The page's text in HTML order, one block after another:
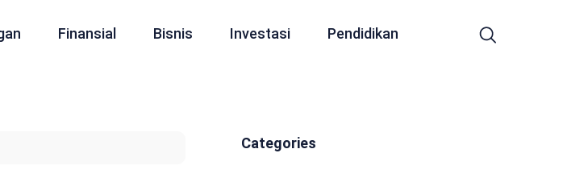
Finansial Bisnis Investasi Pendidikan
Categories